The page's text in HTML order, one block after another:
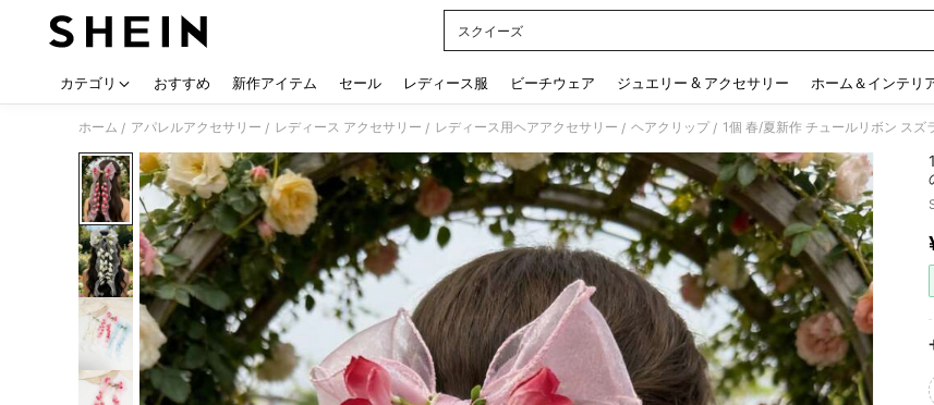
スクイーズ
カテゴリ おすすめ 新作アイテム セール レディース服 ビーチウェア ジュエリー & アクセサリー ホーム＆インテリ
ホーム / アパレルアクセサリー / レディース アクセサリー / レディース用ヘアアクセサリー / ヘアクリップ /